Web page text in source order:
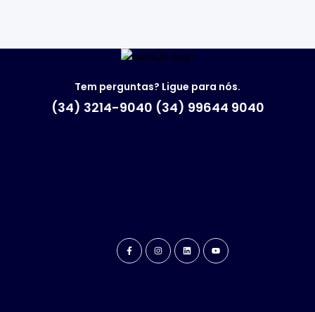
Tem perguntas? Ligue para nós.
(34) 3214-9040 (34) 99644 9040